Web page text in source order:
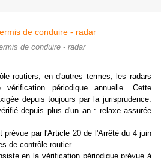
de conduire - radar
routiers, en d'autres termes, les radars
périodique annuelle. Cette
depuis toujours par la jurisprudence.
depuis plus d'un an : relaxe assurée
prévue par l'Article 20 de l'Arrêté du 4 juin
de contrôle routier
en la vérification périodique prévue à